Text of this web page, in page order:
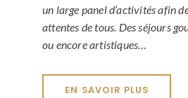
un large panel d’activités afin
attentes de tous. Des séjours
ou encore artistiques…
EN SAVOIR PLUS